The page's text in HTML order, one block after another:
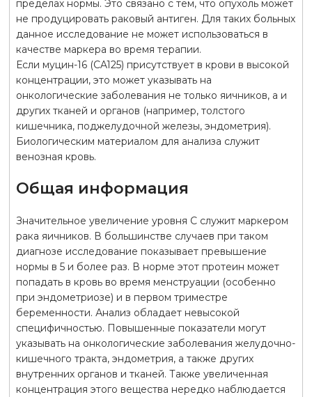
пределах нормы. Это связано с тем, что опухоль может
не продуцировать раковый антиген. Для таких больных
данное исследование не может использоваться в
качестве маркера во время терапии.
Если муцин-16 (CA125) присутствует в крови в высокой
концентрации, это может указывать на
онкологические заболевания не только яичников, а и
других тканей и органов (например, толстого
кишечника, поджелудочной железы, эндометрия).
Биологическим материалом для анализа служит
венозная кровь.
Общая информация
Значительное увеличение уровня С служит маркером
рака яичников. В большинстве случаев при таком
диагнозе исследование показывает превышение
нормы в 5 и более раз. В норме этот протеин может
попадать в кровь во время менструации (особенно
при эндометриозе) и в первом триместре
беременности. Анализ обладает невысокой
специфичностью. Повышенные показатели могут
указывать на онкологические заболевания желудочно-
кишечного тракта, эндометрия, а также других
внутренних органов и тканей. Также увеличенная
концентрация этого вещества нередко наблюдается